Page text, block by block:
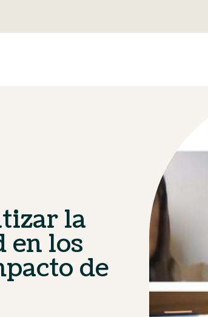
la
en los
de